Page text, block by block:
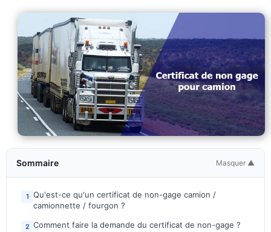
Sommaire Masquer ▲
1 Qu'est-ce qu'un certificat de non-gage camion /
camionnette / fourgon ?
2 Comment faire la demande du certificat de non-gage ?